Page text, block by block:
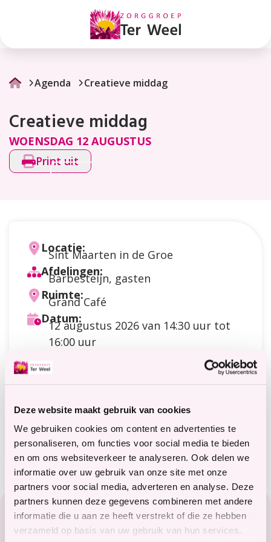
Deze website maakt gebruik van cookies
We gebruiken cookies om content en advertenties te
personaliseren, om functies voor social media te bieden
en om ons websiteverkeer te analyseren. Ook delen we
informatie over uw gebruik van onze site met onze
partners voor social media, adverteren en analyse. Deze
partners kunnen deze gegevens combineren met andere
informatie die u aan ze heeft verstrekt of die ze hebben
verzameld op basis van uw gebruik van hun services.
Agenda Creatieve middag
Creatieve middag
WOENSDAG 12 AUGUSTUS
Print uit
Locatie:
Sint Maarten in de Groe
Afdelingen:
Barbesteijn, gasten
Ruimte:
Grand Café
Datum:
12 augustus 2026van 14:30 uur tot
16:00 uur
Cliënten
Soort activiteit:
Creatief
Kosten:
Meer
informatie
over
de
kosten
1 strip
Meer informatie?
terweelactief@terweel.nl
Footer
Zorg in het Zeeuwse hart